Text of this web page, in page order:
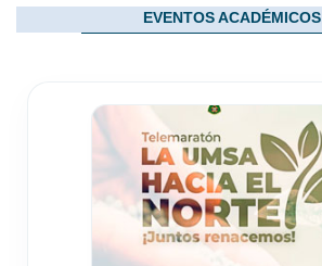
EVENTOS ACADÉMICOS